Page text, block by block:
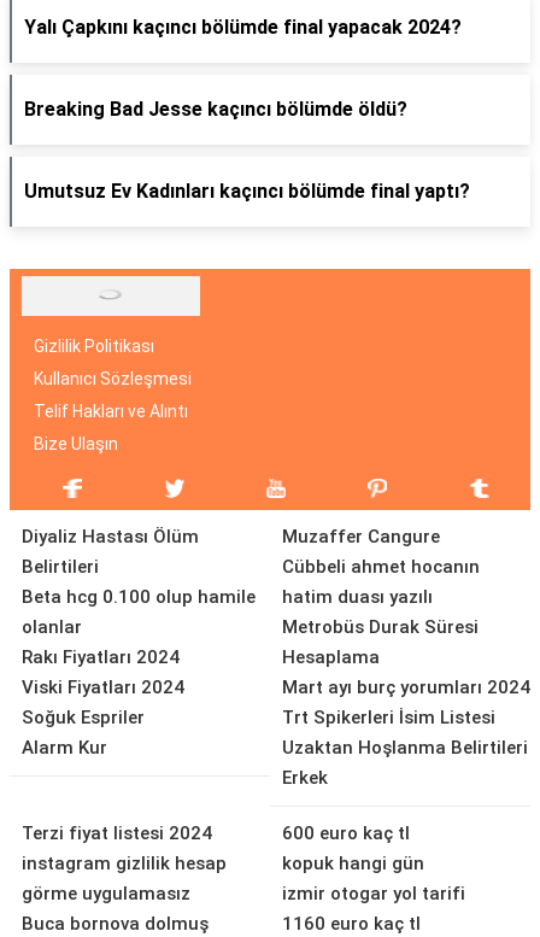
Yalı Çapkını kaçıncı bölümde final yapacak 2024?
Breaking Bad Jesse kaçıncı bölümde öldü?
Umutsuz Ev Kadınları kaçıncı bölümde final yaptı?
Gizlilik Politikası
Kullanıcı Sözleşmesi
Telif Hakları ve Alıntı
Bize Ulaşın
Diyaliz Hastası Ölüm
Belirtileri
Beta hcg 0.100 olup hamile
olanlar
Rakı Fiyatları 2024
Viski Fiyatları 2024
Soğuk Espriler
Alarm Kur
Muzaffer Cangure
Cübbeli ahmet hocanın
hatim duası yazılı
Metrobüs Durak Süresi
Hesaplama
Mart ayı burç yorumları 2024
Trt Spikerleri İsim Listesi
Uzaktan Hoşlanma Belirtileri
Erkek
Terzi fiyat listesi 2024
instagram gizlilik hesap
görme uygulamasız
Buca bornova dolmuş
600 euro kaç tl
kopuk hangi gün
izmir otogar yol tarifi
1160 euro kaç tl